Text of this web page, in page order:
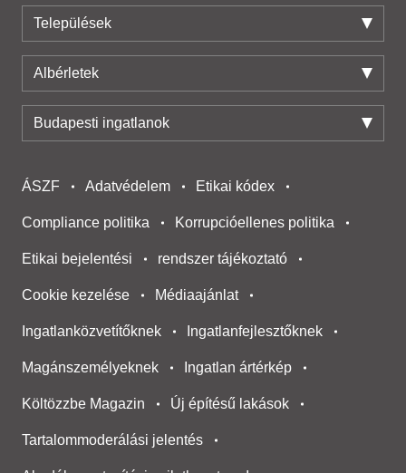
Települések
Albérletek
Budapesti ingatlanok
ÁSZF Adatvédelem Etikai kódex
Compliance politika Korrupcióellenes politika
Etikai bejelentési rendszer tájékoztató
Cookie kezelése Médiaajánlat
Ingatlanközvetítőknek Ingatlanfejlesztőknek
Magánszemélyeknek Ingatlan ártérkép
Költözzbe Magazin Új építésű lakások
Tartalommoderálási jelentés